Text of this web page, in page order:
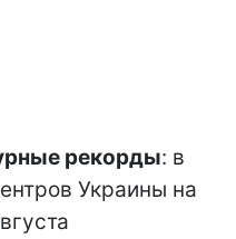
рекорды: в
Украины на